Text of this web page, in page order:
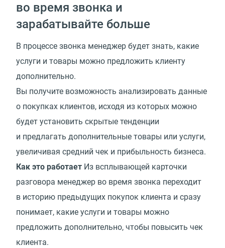
во время звонка и
зарабатывайте больше
В процессе звонка менеджер будет знать, какие
услуги и товары можно предложить клиенту
дополнительно.
Вы получите возможность анализировать данные
о покупках клиентов, исходя из которых можно
будет установить скрытые тенденции
и предлагать дополнительные товары или услуги,
увеличивая средний чек и прибыльность бизнеса.
Как это работает Из всплывающей карточки
разговора менеджер во время звонка переходит
в историю предыдущих покупок клиента и сразу
понимает, какие услуги и товары можно
предложить дополнительно, чтобы повысить чек
клиента.